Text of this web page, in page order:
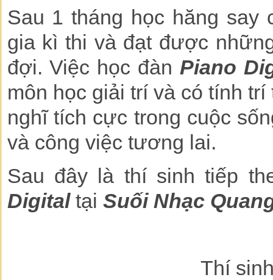
Sau 1 tháng học hăng say
gia kì thi và đạt được
đợi. Việc học đàn Piano
môn học giải trí và có tính
nghĩ tích cực trong cuộc
và công việc tương lai.
Sau đây là thí sinh tiếp
Digitaltại Suối Nhạc
Thí